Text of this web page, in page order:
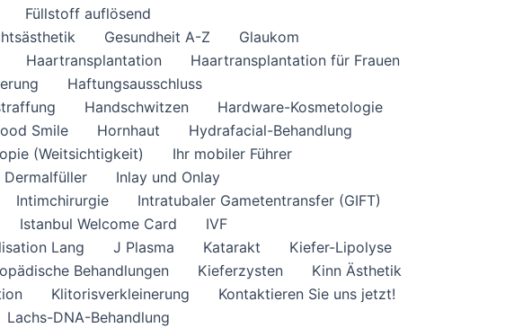
Füllstoff auflösend
Gesundheit A-Z
Glaukom
Haartransplantation
Haartransplantation für Frauen
Haftungsausschluss
Handschwitzen
Hardware-Kosmetologie
Smile Hornhaut
Hydrafacial-Behandlung
(Weitsichtigkeit)
Ihr mobiler Führer
Dermalfüller
Inlay und Onlay
Intimchirurgie
Intratubaler Gametentransfer (GIFT)
Istanbul Welcome Card
IVF
Lang J Plasma Katarakt
Kiefer-Lipolyse
Behandlungen Kieferzysten
Kinn Ästhetik
Klitorisverkleinerung
Kontaktieren Sie uns jetzt!
Lachs-DNA-Behandlung